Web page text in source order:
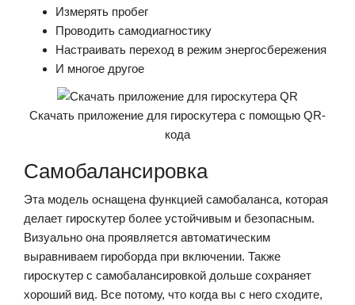
Измерять пробег
Проводить самодиагностику
Настраивать переход в режим энергосбережения
И многое другое
Скачать приложение для гироскутера с помощью QR-
кода
Самобалансировка
Эта модель оснащена функцией самобаланса, которая
делает гироскутер более устойчивым и безопасным.
Визуально она проявляется автоматическим
выравниваем гироборда при включении. Также
гироскутер с самобалансировкой дольше сохраняет
хороший вид. Все потому, что когда вы с него сходите,